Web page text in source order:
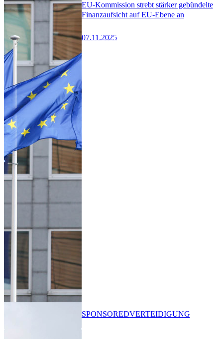
EU-Kommission strebt stärker gebündelte
Finanzaufsicht auf EU-Ebene an
07.11.2025
SPONSOREDVERTEIDIGUNG